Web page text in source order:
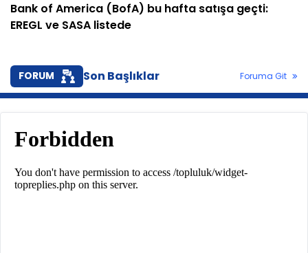
Bank of America (BofA) bu hafta satışa geçti:
EREGL ve SASA listede
FORUM Son Başlıklar Foruma Git